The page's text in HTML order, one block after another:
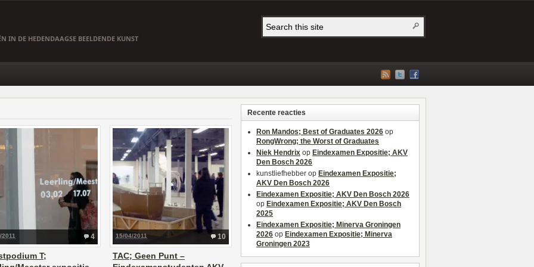
IN DE HEDENDAAGSE BEELDENDE KUNST
4
2011
T;
10
15/04/2011
TAC; Geen Punt –
Recente reacties
Ron Mandos; Best of Graduates 2026 op
RongWrong; the Worst of Graduates
Niek Hendrix op Eindexamen Expositie; AKV
Den Bosch 2026
kunstliefhebber op Eindexamen Expositie;
AKV Den Bosch 2026
Eindexamen Expositie; AKV Den Bosch 2026
op Eindexamen Expositie; AKV Den Bosch
2025
Eindexamen Expositie; Minerva Groningen
2026 op Eindexamen Expositie; Minerva
Groningen 2023